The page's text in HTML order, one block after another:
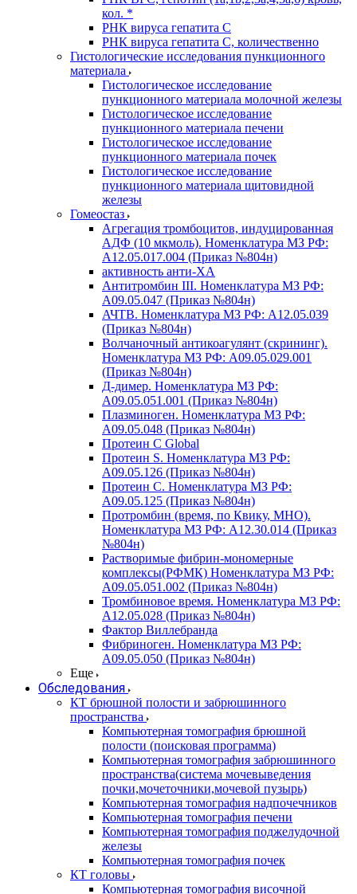
кол. *
РНК вируса гепатита C
РНК вируса гепатита C, количественно
Гистологические исследования пункционного
материала
Гистологическое исследование
пункционного материала молочной железы
Гистологическое исследование
пункционного материала печени
Гистологическое исследование
пункционного материала почек
Гистологическое исследование
пункционного материала щитовидной
железы
Гомеостаз
Агрегация тромбоцитов, индуцированная
АДФ (10 мкмоль). Номенклатура МЗ РФ:
A12.05.017.004 (Приказ №804н)
активность анти-ХА
Антитромбин III. Номенклатура МЗ РФ:
A09.05.047 (Приказ №804н)
АЧТВ. Номенклатура МЗ РФ: A12.05.039
(Приказ №804н)
Волчаночный антикоагулянт (скрининг).
Номенклатура МЗ РФ: A09.05.029.001
(Приказ №804н)
Д-димер. Номенклатура МЗ РФ:
A09.05.051.001 (Приказ №804н)
Плазминоген. Номенклатура МЗ РФ:
A09.05.048 (Приказ №804н)
Протеин C Global
Протеин S. Номенклатура МЗ РФ:
A09.05.126 (Приказ №804н)
Протеин С. Номенклатура МЗ РФ:
A09.05.125 (Приказ №804н)
Протромбин (время, по Квику, МНО).
Номенклатура МЗ РФ: A12.30.014 (Приказ
№804н)
Растворимые фибрин-мономерные
комплексы(РФМК) Номенклатура МЗ РФ:
A09.05.051.002 (Приказ №804н)
Тромбиновое время. Номенклатура МЗ РФ:
A12.05.028 (Приказ №804н)
Фактор Виллебранда
Фибриноген. Номенклатура МЗ РФ:
A09.05.050 (Приказ №804н)
Еще
Обследования
КТ брюшной полости и забрюшинного
пространства
Компьютерная томография брюшной
полости (поисковая программа)
Компьютерная томография забрюшинного
пространства(система мочевыведения
почки,мочеточники,мочевой пузырь)
Компьютерная томография надпочечников
Компьютерная томография печени
Компьютерная томография поджелудочной
железы
Компьютерная томография почек
КТ головы
Компьютерная томография височной